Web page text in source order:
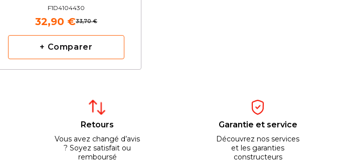
F1D4104430
33,70 €
32,90 €
+ Comparer
Retours
Vous avez changé d’avis
? Soyez satisfait ou
remboursé
Garantie et service
Découvrez nos services
et les garanties
constructeurs